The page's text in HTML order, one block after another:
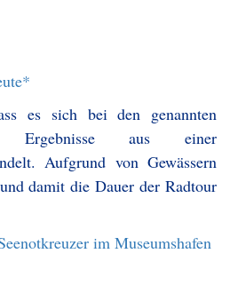
es sich bei den genannten
Ergebnisse aus einer
Aufgrund von Gewässern
damit die Dauer der Radtour
im Museumshafen